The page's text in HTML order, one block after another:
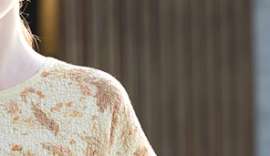
【注意事項】
１．透過由恩沛科技股份有限公司提供之「AFTEE先
交易，需依本服務之必要範圍內提供個人資料，並將
求債權轉讓予恩沛科技股份有限公司。
２．關於個人資料處理事宜，請瀏覽以下網址：
https://aftee.tw/terms/#terms3
３．未成年的使用者請事先徵得法定代理人或監護人之
「AFTEE先享後付」，若未經同意申辦者引起之損失
任。
付款後7-11超商取貨
每筆NT$100，滿NT$2,000(含以上)免運費
新竹物流宅配
每筆NT$100，滿NT$2,000(含以上)免運費
付款後門市自取
免運費